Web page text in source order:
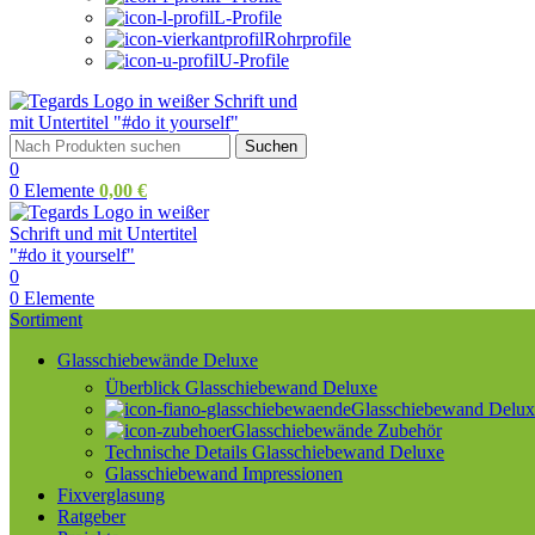
L-Profile
Rohrprofile
U-Profile
Suchen
0
0 Elemente 0,00 €
0
0 Elemente
Sortiment
Glasschiebewände Deluxe
Überblick Glasschiebewand Deluxe
Glasschiebewand
Glasschiebewände Zubehör
Technische Details Glasschiebewand Deluxe
Glasschiebewand Impressionen
Fixverglasung
Ratgeber